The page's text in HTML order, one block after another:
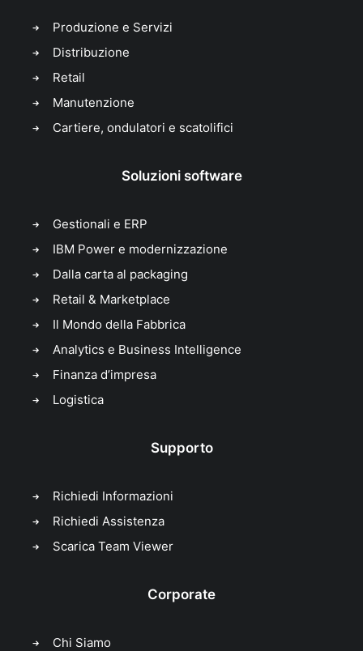
Produzione e Servizi
Distribuzione
Retail
Manutenzione
Cartiere, ondulatori e scatolifici
Soluzioni software
Gestionali e ERP
IBM Power e modernizzazione
Dalla carta al packaging
Retail & Marketplace
Il Mondo della Fabbrica
Analytics e Business Intelligence
Finanza d’impresa
Logistica
Supporto
Richiedi Informazioni
Richiedi Assistenza
Scarica Team Viewer
Corporate
Chi Siamo